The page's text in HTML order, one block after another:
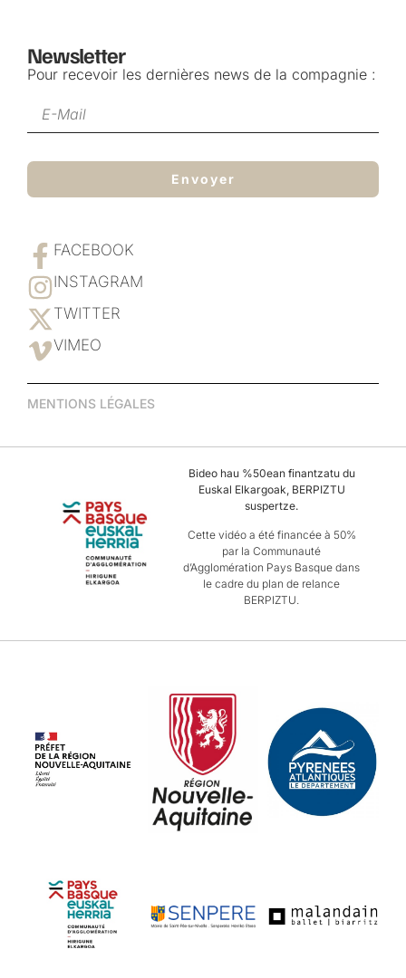
Newsletter
Pour recevoir les dernières news de la compagnie :
Envoyer
FACEBOOK
INSTAGRAM
TWITTER
VIMEO
MENTIONS LÉGALES
Bideo hau %50ean finantzatu du
Euskal Elkargoak, BERPIZTU
suspertze.
Cette vidéo a été financée à 50%
par la Communauté
d’Agglomération Pays Basque dans
le cadre du plan de relance
BERPIZTU.